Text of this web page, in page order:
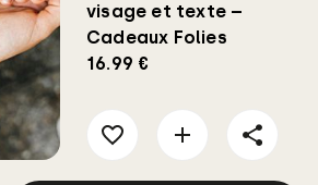
visage et texte –
Cadeaux Folies
16.99 €